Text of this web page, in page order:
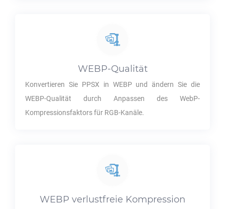
WEBP-Qualität
Konvertieren Sie PPSX in WEBPund ändern Sie die
WEBP-Qualität durch Anpassen des WebP-
Kompressionsfaktors für RGB-Kanäle.
WEBP verlustfreie Kompression